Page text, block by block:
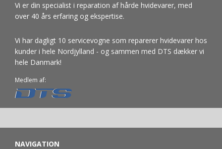
Vi er din specialist i reparation af hårde hvidevarer, med
over 40 års erfaring og ekspertise.
Vi har dagligt 10 servicevogne som reparerer hvidevarer hos
kunder i hele Nordjylland - og sammen med DTS dækker vi
hele Danmark!
Medlem af:
NAVIGATION